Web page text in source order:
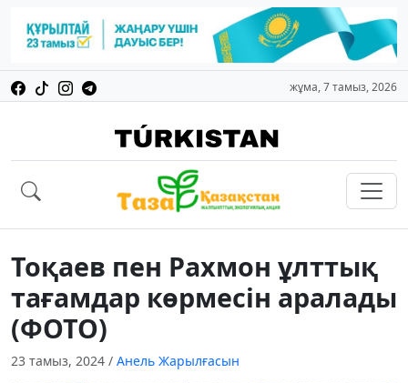
жұма, 7 тамыз, 2026
Тоқаев пен Рахмон ұлттық
тағамдар көрмесін аралады
(ФОТО)
23 тамыз, 2024 / Анель Жарылғасын